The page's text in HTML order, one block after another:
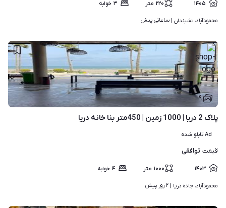
۱۴۰۵ ۲۲۰ متر ۳ خوابه
محمودآباد، تشبندان | ساعاتی پیش
۹
پلاک 2 دریا | 1000 زمین | 450متر بنا خانه دریا
Ad تابلو شده
قیمت توافقی
۱۴۰۳ ۱۰۰۰ متر ۴ خوابه
محمودآباد، جاده دریا | ۲ روز پیش